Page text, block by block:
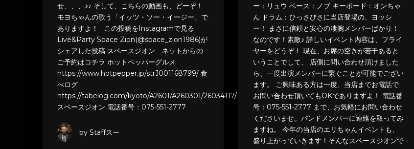
せ、、、♪♪ そして、こちらの動画も、どーぞ！
モヨちゃんの歌う「イッツ・ソー・イージー」で
ありますよ！ この投稿をInstagramで見る
Live&Party Space Zion(@space_zion1986)が
シェアした投稿 スペースジオン ネットからの
ご予約はコチラ ホットペッパーグルメ
https://www.hotpepper.jp/strJ001168799/ 食
べログ
https://tabelog.com/kyoto/A2601/A260301/26034117/
スペースジオン 電話番号：075-551-2777
by Staffスー
ー：リュウ ベース：ノブ キーボード：オンちゃ
ん ドラム：ひっさびさに当店登場の、ヨッシ
ー！ まさに信頼と安心の凄腕メンバーばかり！
なのです！素敵♪ 詳しいイベント内容は、フライ
ヤーをどうぞ！ 現在、お席の空きが若干あると
いうことでして、 店側に問い合わせ頂けました
ら、一度出演メンバーに繋ぐことが可能でござい
ます。 ご興味ある方は一度、当店までお電話で
お問い合わせ頂いてもOKでありますよ！ 電話番
号：075-551-2777 まで、お気軽にお問い合わせ
くださいませ。バンドメンバーに連絡を取ってみ
ますね。 今年の当店のエリちゃんイベントも、
盛り上がっていきます！そんなスペースジオンで